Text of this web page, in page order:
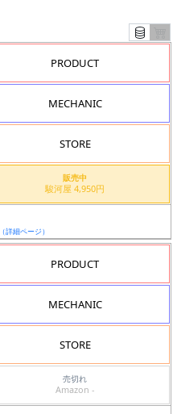
PRODUCT
MECHANIC
STORE
販売中
駿河屋 4,950円
（詳細ページ）
PRODUCT
MECHANIC
STORE
売切れ
Amazon -